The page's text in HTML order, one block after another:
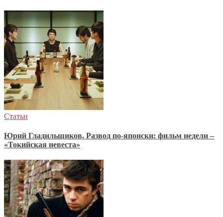
Статьи
Юрий Гладильщиков. Развод по-японски: фильм недели –
«Токийская невеста»